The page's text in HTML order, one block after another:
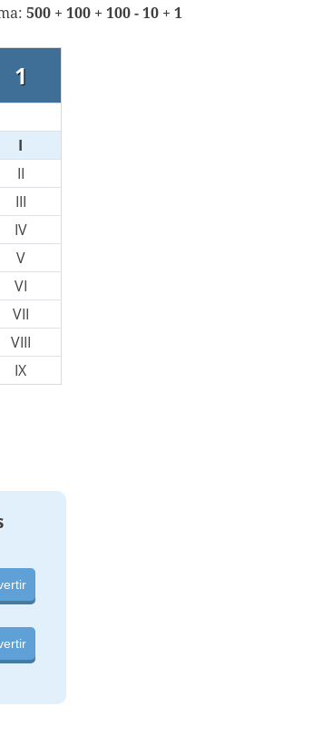
500 + 100 + 100 - 10 + 1
1
I
II
III
IV
V
VI
VII
VIII
IX